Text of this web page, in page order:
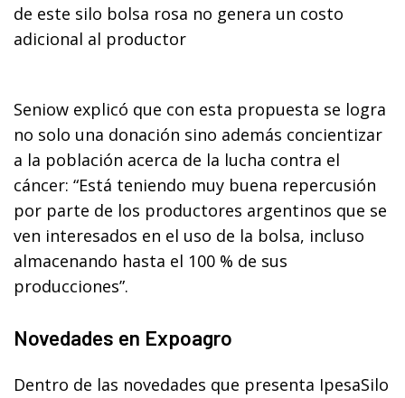
de este silo bolsa rosa no genera un costo
adicional al productor
Seniow explicó que con esta propuesta se logra
no solo una donación sino además concientizar
a la población acerca de la lucha contra el
cáncer: “Está teniendo muy buena repercusión
por parte de los productores argentinos que se
ven interesados en el uso de la bolsa, incluso
almacenando hasta el 100 % de sus
producciones”.
Novedades en Expoagro
Dentro de las novedades que presenta IpesaSilo